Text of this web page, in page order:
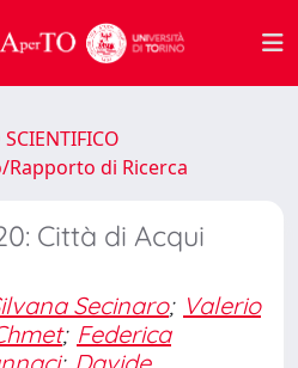
di Ricerca
Città di Acqui
Secinaro; Valerio
; Federica